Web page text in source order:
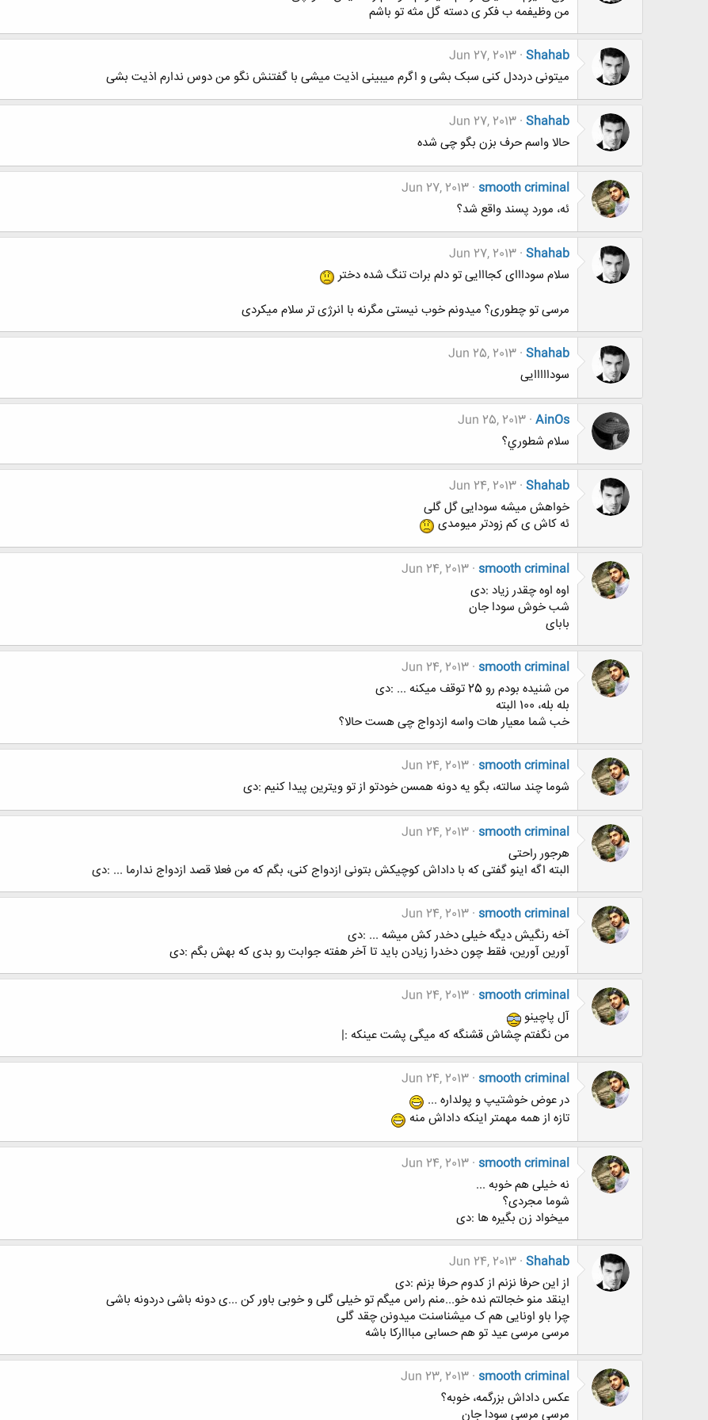
من وظیفمه ب فکر ی دسته گل مثه تو باشم
Shahab
Jun 27, 2013
میتونی درددل کنی سبک بشی و اگرم میبینی اذیت میشی با گفتنش نگو من دوس ندارم اذیت بشی
Shahab
Jun 27, 2013
حالا واسم حرف بزن بگو چی شده
smooth criminal
Jun 27, 2013
ئه، مورد پسند واقع شد؟
Shahab
Jun 27, 2013
سلام سودااای کجااایی تو دلم برات تنگ شده دختر
مرسی تو چطوری؟ میدونم خوب نیستی مگرنه با انرژی تر سلام میکردی
Shahab
Jun 25, 2013
سودااااایی
AinOs
Jun 25, 2013
سلام شطوري؟
Shahab
Jun 24, 2013
خواهش میشه سودایی گل گلی
ئه کاش ی کم زودتر میومدی
smooth criminal
Jun 24, 2013
اوه اوه چقدر زیاد :دی
شب خوش سودا جان
بابای
smooth criminal
Jun 24, 2013
من شنیده بودم رو 25 توقف میکنه ... :دی
بله بله، 100 البته
خب شما معیار هات واسه ازدواج چی هست حالا؟
smooth criminal
Jun 24, 2013
شوما چند سالته، بگو یه دونه همسن خودتو از تو ویترین پیدا کنیم :دی
smooth criminal
Jun 24, 2013
هرجور راحتی
البته اگه اینو گفتی که با داداش کوچیکش بتونی ازدواج کنی، بگم که من فعلا قصد ازدواج ندارما ... :دی
smooth criminal
Jun 24, 2013
آخه رنگیش دیگه خیلی دخدر کش میشه ... :دی
آورین آورین، فقط چون دخدرا زیادن باید تا آخر هفته جوابت رو بدی که بهش بگم :دی
smooth criminal
Jun 24, 2013
آل پاچینو
من نگفتم چشاش قشنگه که میگی پشت عینکه :|
smooth criminal
Jun 24, 2013
در عوض خوشتیپ و پولداره ...
تازه از همه مهمتر اینکه داداش منه
smooth criminal
Jun 24, 2013
نه خیلی هم خوبه ...
شوما مجردی؟
میخواد زن بگیره ها :دی
Shahab
Jun 24, 2013
از این حرفا نزنم از کدوم حرفا بزنم :دی
اینقد منو خجالتم نده خو...منم راس میگم تو خیلی گلی و خوبی باور کن ...ی دونه باشی دردونه باشی
چرا باو اونایی هم ک میشناسنت میدونن چقد گلی
مرسی مرسی عید تو هم حسابی مبااارکا باشه
smooth criminal
Jun 23, 2013
عکس داداش بزرگمه، خوبه؟
مرسی مرسی سودا جان